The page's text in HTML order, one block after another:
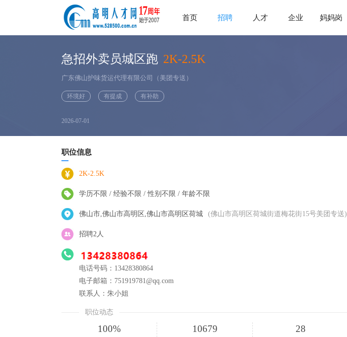
首页 招聘 人才 企业 妈妈岗
急招外卖员城区跑 2K-2.5K
广东佛山护味货运代理有限公司（美团专送）
环境好 有提成 有补助
2026-07-01
职位信息
2K-2.5K
学历不限 / 经验不限 / 性别不限 / 年龄不限
佛山市,佛山市高明区,佛山市高明区荷城 (佛山市高明区荷城街道梅花街15号美团专送)
招聘2人
电话号码：13428380864
电子邮箱：751919781@qq.com
联系人：朱小姐
职位动态
100% 10679 28